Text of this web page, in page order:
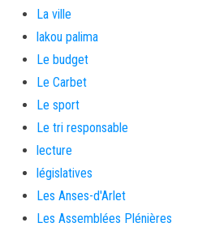
La ville
lakou palima
Le budget
Le Carbet
Le sport
Le tri responsable
lecture
législatives
Les Anses-d'Arlet
Les Assemblées Plénières